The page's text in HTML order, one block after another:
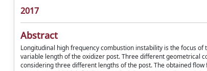
2017
Abstract
Longitudinal high frequency combustion instability is the focus
variable length of the oxidizer post. Three different geometrical
considering three different lengths of the post. The obtained